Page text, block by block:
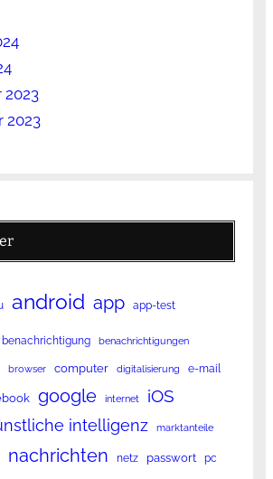
2023
2023
android app app-test
benachrichtigung benachrichtigungen
browser computer digitalisierung e-mail
google internet iOS
intelligenz marktanteile
nachrichten netz passwort pc